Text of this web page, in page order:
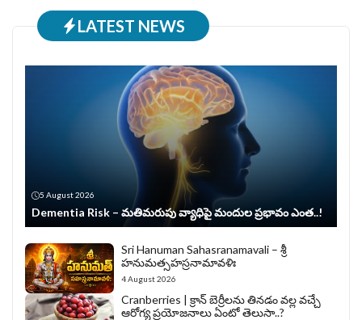
LATEST NEWS
5 August 2026
Dementia Risk – మతిమరుపు వ్యాధిపై మందుల ప్రభావం ఎంత..!
Sri Hanuman Sahasranamavali – శ్రీ
హనుమత్సహస్రనామావళిః
4 August 2026
Cranberries | క్రాన్ బెర్రీల‌ను తిన‌డం వ‌ల్ల వచ్చే
ఆరోగ్య ప్రయోజనాలు ఏంటో తెలుసా..?